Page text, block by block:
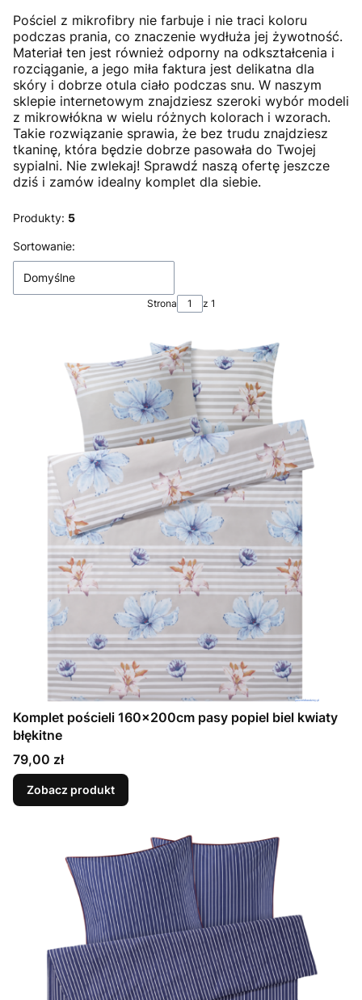
Pościel z mikrofibry nie farbuje i nie traci koloru
podczas prania, co znaczenie wydłuża jej żywotność.
Materiał ten jest również odporny na odkształcenia i
rozciąganie, a jego miła faktura jest delikatna dla
skóry i dobrze otula ciało podczas snu. W naszym
sklepie internetowym znajdziesz szeroki wybór modeli
z mikrowłókna w wielu różnych kolorach i wzorach.
Takie rozwiązanie sprawia, że bez trudu znajdziesz
tkaninę, która będzie dobrze pasowała do Twojej
sypialni. Nie zwlekaj! Sprawdź naszą ofertę jeszcze
dziś i zamów idealny komplet dla siebie.
Produkty: 5
Lista produktów
Sortowanie:
Domyślne
Strona z 1
Komplet pościeli 160x200cm pasy popiel biel kwiaty
błękitne
Cena
79,00 zł
Zobacz produkt